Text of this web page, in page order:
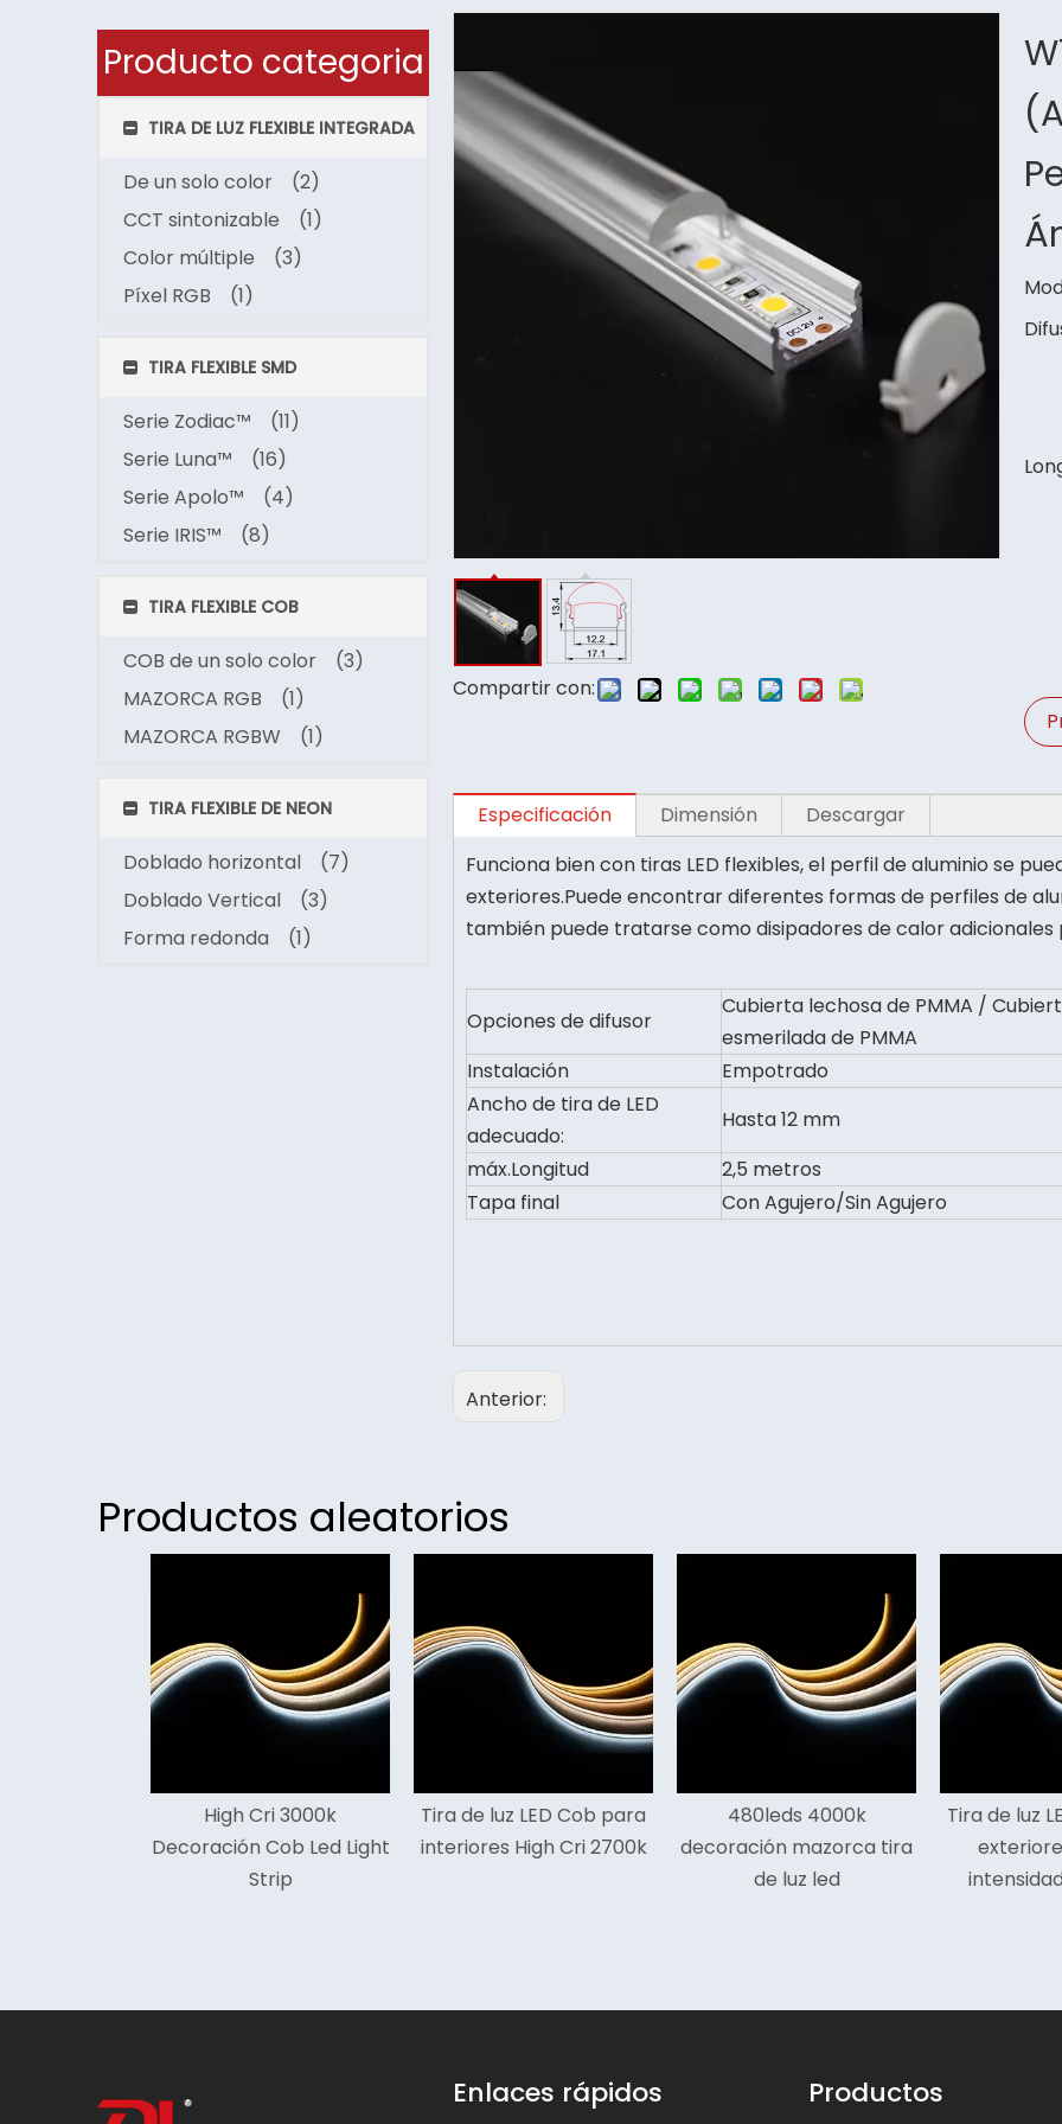
Producto categoria
TIRA DE LUZ FLEXIBLE INTEGRADA
De un solo color
(2)
CCT sintonizable
(1)
Color múltiple
(3)
Píxel RGB
(1)
TIRA FLEXIBLE SMD
Serie Zodiac™
(11)
Serie Luna™
(16)
Serie Apolo™
(4)
Serie IRIS™
(8)
TIRA FLEXIBLE COB
COB de un solo color
(3)
MAZORCA RGB
(1)
MAZORCA RGBW
(1)
TIRA FLEXIBLE DE NEON
Doblado horizontal
(7)
Doblado Vertical
(3)
Forma redonda
(1)
Compartir con:
Especificación Dimensión
Descargar
Funciona bien con tiras LED flexibles, el perfil de aluminio se
exteriores.Puede encontrar diferentes formas de perfiles de
también puede tratarse como disipadores de calor adicionales
Opciones de difusor
Cubierta lechosa de PMMA /
esmerilada de PMMA
Instalación
Empotrado
Ancho de tira de LED
adecuado:
Hasta 12 mm
máx.Longitud
2,5 metros
Tapa final
Con Agujero/Sin Agujero
Anterior:
Productos aleatorios
Cob Led Light
Tira de luz LED Cob para
interiores High Cri 2700k
480leds 4000k
decoración mazorca tira
Tira de luz LED Cob para
exteriores de alta
intensidad de 8 mm
Tira
Enlaces rápidos Productos